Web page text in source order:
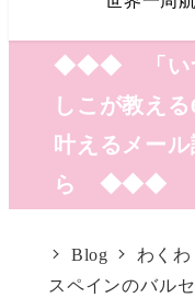
◆◆◆ 「いつ
しこが教え
叶えるメー
ら ◆◆◆
Blog わくわ
スペインのバル